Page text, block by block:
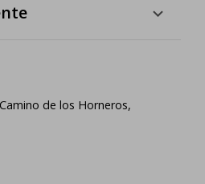
de los Horneros,